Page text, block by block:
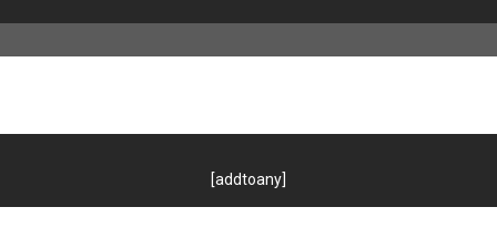
[addtoany]